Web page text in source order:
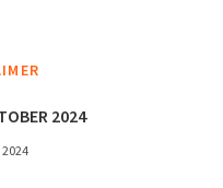
2024